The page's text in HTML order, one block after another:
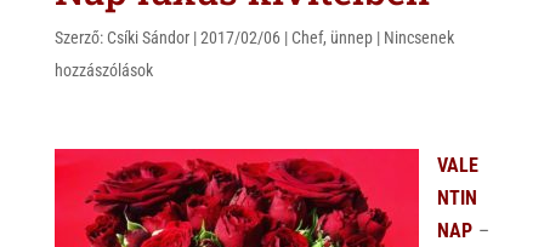
Szerző: Csíki Sándor|2017/02/06| Chef, ünnep| Nincsenek
hozzászólások
VALE
NTIN
NAP–